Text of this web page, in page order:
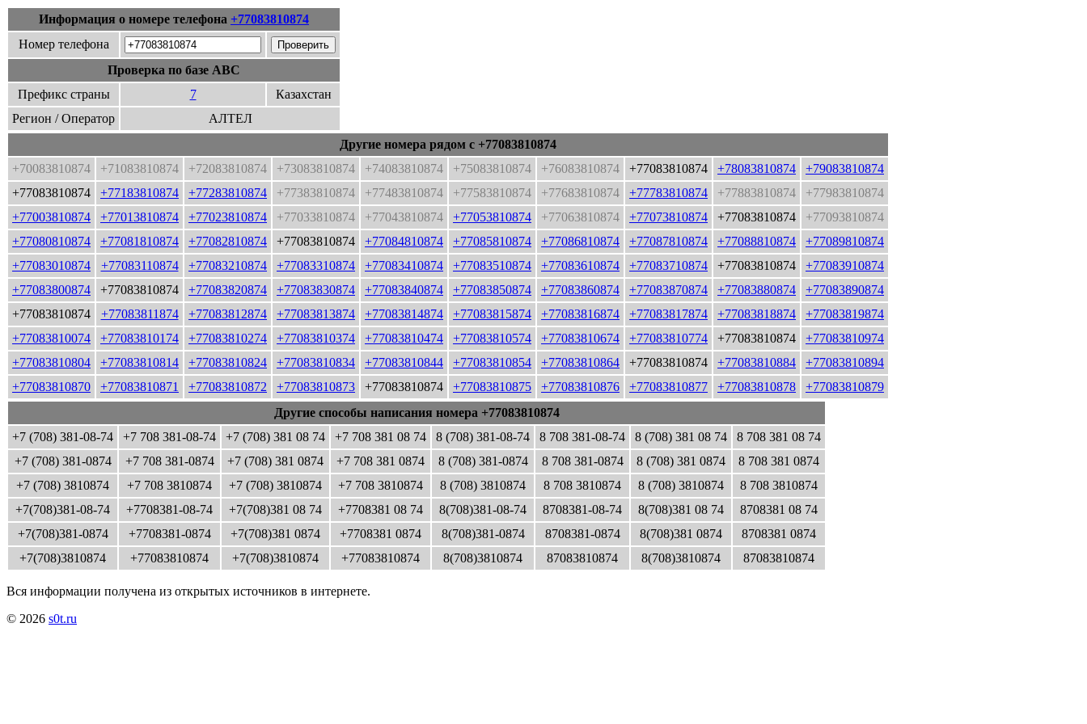
Информация о номере телефона +77083810874
Номер телефона
Проверка по базе ABC
Префикс страны
7
Казахстан
Регион / Оператор
АЛТЕЛ
Другие номера рядом с +77083810874
+70083810874
+71083810874 +72083810874 +73083810874 +74083810874 +75083810874 +76083810874 +77083810874 +78083810874
+79083810874
+77083810874
+77183810874 +77283810874 +77383810874 +77483810874 +77583810874 +77683810874 +77783810874 +77883810874
+77983810874
+77003810874
+77013810874 +77023810874 +77033810874 +77043810874 +77053810874 +77063810874 +77073810874 +77083810874
+77093810874
+77080810874
+77081810874 +77082810874 +77083810874 +77084810874 +77085810874 +77086810874 +77087810874 +77088810874
+77089810874
+77083010874
+77083110874 +77083210874 +77083310874 +77083410874 +77083510874 +77083610874 +77083710874 +77083810874
+77083910874
+77083800874
+77083810874 +77083820874 +77083830874 +77083840874 +77083850874 +77083860874 +77083870874 +77083880874
+77083890874
+77083810874
+77083811874 +77083812874 +77083813874 +77083814874 +77083815874 +77083816874 +77083817874 +77083818874
+77083819874
+77083810074
+77083810174 +77083810274 +77083810374 +77083810474 +77083810574 +77083810674 +77083810774 +77083810874
+77083810974
+77083810804
+77083810814 +77083810824 +77083810834 +77083810844 +77083810854 +77083810864 +77083810874 +77083810884
+77083810894
+77083810870
+77083810871 +77083810872 +77083810873 +77083810874 +77083810875 +77083810876 +77083810877 +77083810878
+77083810879
Другие способы написания номера +77083810874
+7 (708) 381-08-74
+7 708 381-08-74 +7 (708) 381 08 74 +7 708 381 08 74 8 (708) 381-08-74 8 708 381-08-74 8 (708) 381 08 74
8 708 381 08 74
+7 (708) 381-0874
+7 708 381-0874 +7 (708) 381 0874 +7 708 381 0874 8 (708) 381-0874 8 708 381-0874 8 (708) 381 0874
8 708 381 0874
+7 (708) 3810874
+7 708 3810874 +7 (708) 3810874 +7 708 3810874 8 (708) 3810874 8 708 3810874 8 (708) 3810874
8 708 3810874
+7(708)381-08-74
+7708381-08-74 +7(708)381 08 74 +7708381 08 74 8(708)381-08-74 8708381-08-74 8(708)381 08 74
8708381 08 74
+7(708)381-0874
+7708381-0874 +7(708)381 0874 +7708381 0874 8(708)381-0874 8708381-0874 8(708)381 0874
8708381 0874
+7(708)3810874
+77083810874 +7(708)3810874 +77083810874 8(708)3810874 87083810874 8(708)3810874 87083810874
Вся информации получена из открытых источников в интернете.
© 2026 s0t.ru